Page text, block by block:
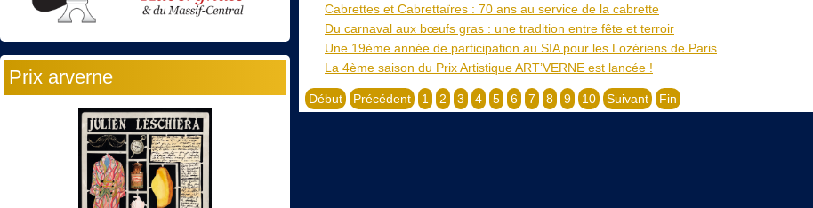
Prix arverne
Cabrettes et Cabrettaïres : 70 ans au service de la cabrette
Du carnaval aux bœufs gras : une tradition entre fête et terroir
Une 19ème année de participation au SIA pour les Lozériens de Paris
La 4ème saison du Prix Artistique ART’VERNE est lancée !
Début Précédent 1 2 3 4 5 6 7 8 9 10 Suivant Fin